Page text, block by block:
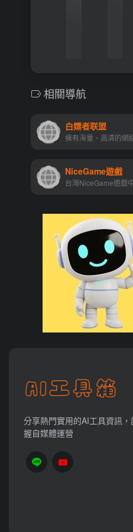
相關導航
白嫖者联盟
NiceGame遊戲
分享熱門實用的AI工具資訊
握自媒體運營